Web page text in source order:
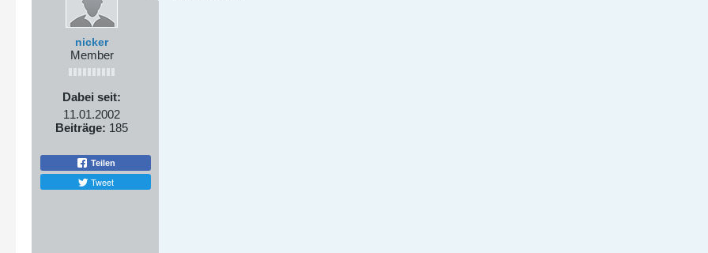
nicker
Member
Dabei seit:
11.01.2002
Beiträge: 185
Teilen
Tweet